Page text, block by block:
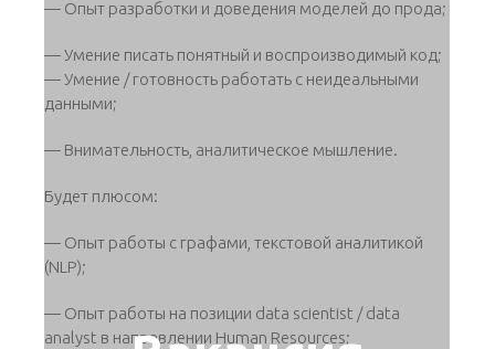
— Опыт разработки и доведения моделей до прода;
— Умение писать понятный и воспроизводимый код;
— Умение / готовность работать с неидеальными
данными;
— Внимательность, аналитическое мышление.
Будет плюсом:
— Опыт работы с графами, текстовой аналитикой
(NLP);
— Опыт работы на позиции data scientist / data
analyst в направлении Human Resources;